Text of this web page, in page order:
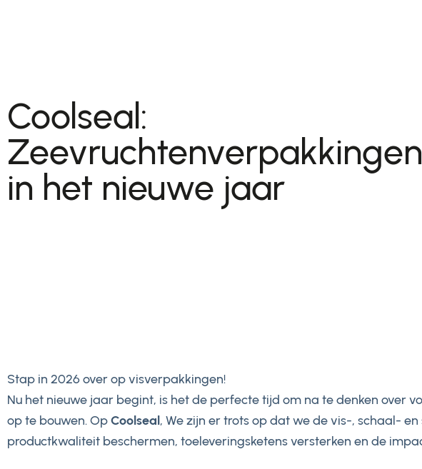
Coolseal:
Zeevruchtenverpakkingen
in het nieuwe jaar
Stap in 2026 over op visverpakkingen!
Nu het nieuwe jaar begint, is het de perfecte tijd om na te denken over
op te bouwen. OpCoolseal, We zijn er trots op dat we de vis-, schaal-
productkwaliteit beschermen, toeleveringsketens versterken en de